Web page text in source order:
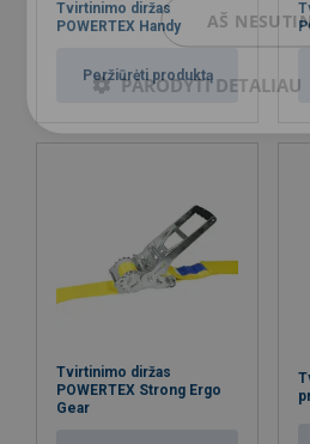
Tvirtinimo diržas
POWERTEX Handy
Peržiūrėti produktą
Tvirtinimo diržas
POWERTEX Strong Ergo
Gear
AŠ
PARODYTI DETALIAU